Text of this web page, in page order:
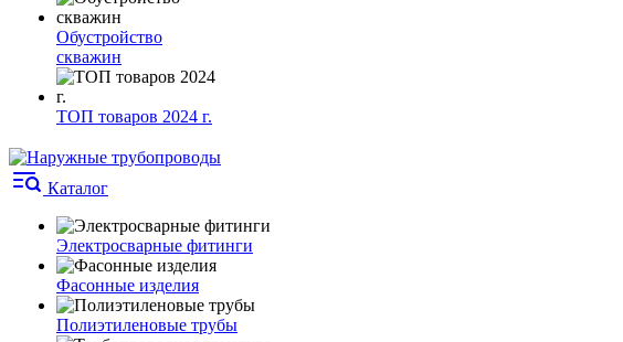
Обустройство
скважин
ТОП товаров 2024 г.
Каталог
Электросварные фитинги
Фасонные изделия
Полиэтиленовые трубы